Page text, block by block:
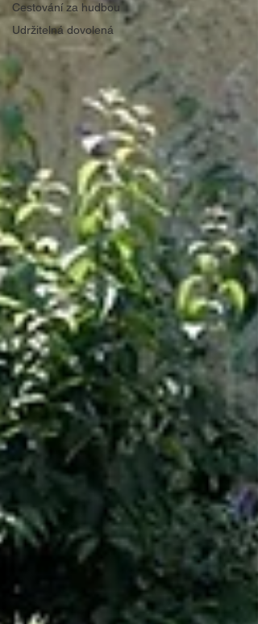
Cestování za hudbou
Udržitelná dovolená